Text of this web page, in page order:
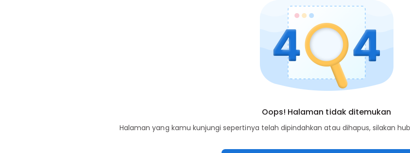
Oops! Halaman tidak ditemukan
Halaman yang kamu kunjungi sepertinya telah dipindahkan atau dihapus, silakan